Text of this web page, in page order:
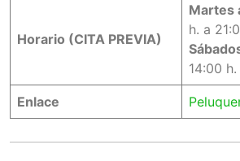
Horario (CITA PREVIA)
Martes
h. a
14:00
Enlace